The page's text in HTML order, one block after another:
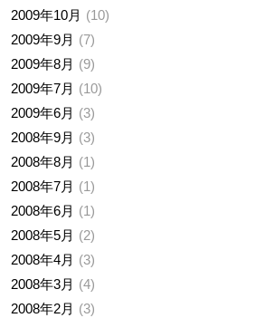
2009年10月
10
2009年9月
7
2009年8月
9
2009年7月
10
2009年6月
3
2008年9月
3
2008年8月
1
2008年7月
1
2008年6月
1
2008年5月
2
2008年4月
3
2008年3月
4
2008年2月
3